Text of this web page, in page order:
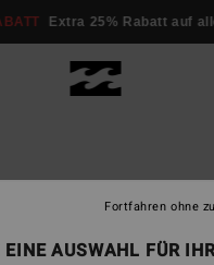
Extra 25% Rabatt auf
AUSWAHL FÜR
Fortfahren ohne